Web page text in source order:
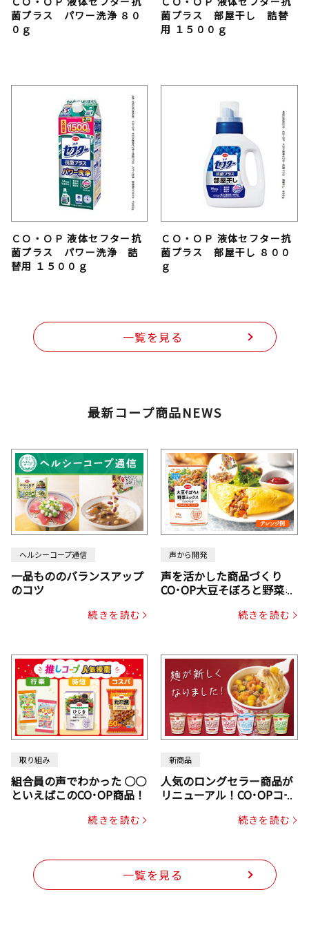
菌プラス パワー洗浄 ８０
０ｇ
菌プラス 部屋干し 詰替
用 １５００ｇ
ＣＯ・ＯＰ 液体セフター抗
菌プラス パワー洗浄 詰
替用 １５００ｇ
ＣＯ・ＯＰ 液体セフター抗
菌プラス 部屋干し ８００
ｇ
一覧を見る
最新コープ商品NEWS
ヘルシーコープ通信
一品もののバランスアップ
のコツ
続きを読む
声から開発
声を活かした商品づくり
CO･OP大豆そぼろと野菜ミ
じん・コーン入り）続きを読む
取り組み
組合員の声でわかった ○○
といえばこのCO･OP商品！
続きを読む
新商品
人気のロングセラー商品が
リニューアル！CO･OPコー
続きを読む
一覧を見る